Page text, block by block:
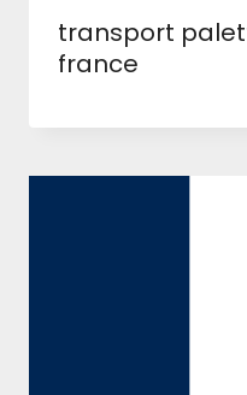
transport
france